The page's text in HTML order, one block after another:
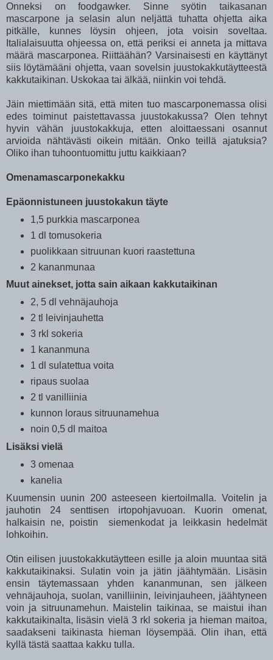
Onneksi on foodgawker. Sinne syötin taikasanan
mascarpone ja selasin alun neljättä tuhatta ohjetta aika
pitkälle, kunnes löysin ohjeen, jota voisin soveltaa.
Italialaisuutta ohjeessa on, että periksi ei anneta ja mittava
määrä mascarponea. Riittäähän? Varsinaisesti en käyttänyt
siis löytämääni ohjetta, vaan sovelsin juustokakkutäytteestä
kakkutaikinan. Uskokaa tai älkää, niinkin voi tehdä.
Jäin miettimään sitä, että miten tuo mascarponemassa olisi
edes toiminut paistettavassa juustokakussa? Olen tehnyt
hyvin vähän juustokakkuja, etten aloittaessani osannut
arvioida nähtävästi oikein mitään. Onko teillä ajatuksia?
Oliko ihan tuhoontuomittu juttu kaikkiaan?
Omenamascarponekakku
Epäonnistuneen juustokakun täyte
1,5 purkkia mascarponea
1 dl tomusokeria
puolikkaan sitruunan kuori raastettuna
2 kananmunaa
Muut ainekset, jotta sain aikaan kakkutaikinan
2, 5 dl vehnäjauhoja
2 tl leivinjauhetta
3 rkl sokeria
1 kananmuna
1 dl sulatettua voita
ripaus suolaa
2 tl vanilliinia
kunnon loraus sitruunamehua
noin 0,5 dl maitoa
Lisäksi vielä
3 omenaa
kanelia
Kuumensin uunin 200 asteeseen kiertoilmalla. Voitelin ja
jauhotin 24 senttisen irtopohjavuoan. Kuorin omenat,
halkaisin ne, poistin siemenkodat ja leikkasin hedelmät
lohkoihin.
Otin eilisen juustokakkutäytteen esille ja aloin muuntaa sitä
kakkutaikinaksi. Sulatin voin ja jätin jäähtymään. Lisäsin
ensin täytemassaan yhden kananmunan, sen jälkeen
vehnäjauhoja, suolan, vanilliinin, leivinjauheen, jäähtyneen
voin ja sitruunamehun. Maistelin taikinaa, se maistui ihan
kakkutaikinalta, lisäsin vielä 3 rkl sokeria ja hieman maitoa,
saadakseni taikinasta hieman löysempää. Olin ihan, että
kyllä tästä saattaa kakku tulla.